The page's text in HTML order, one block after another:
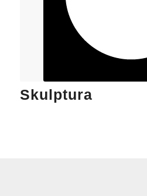
Skulptura